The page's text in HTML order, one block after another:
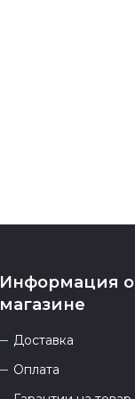
Информация о
магазине
Доставка
Оплата